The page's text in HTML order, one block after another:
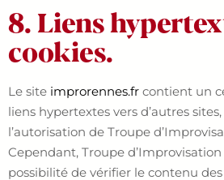
8. Liens
cookies.
Le site improrennes.fr contient un
liens hypertextes vers d’autres
l’autorisation de Troupe
Cependant, Troupe d’Improvisation
possibilité de vérifier le contenu